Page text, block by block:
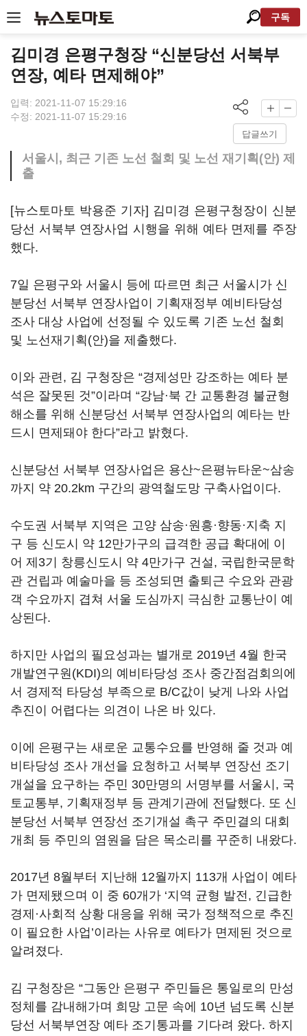
구독
김미경 은평구청장 “신분당선 서북부
연장, 예타 면제해야”
입력: 2021-11-07 15:29:16
수정: 2021-11-07 15:29:16
답글쓰기
서울시, 최근 기존 노선 철회 및 노선 재기획(안) 제
출
[뉴스토마토 박용준 기자] 김미경 은평구청장이 신분
당선 서북부 연장사업 시행을 위해 예타 면제를 주장
했다.
7일 은평구와 서울시 등에 따르면 최근 서울시가 신
분당선 서북부 연장사업이 기획재정부 예비타당성
조사 대상 사업에 선정될 수 있도록 기존 노선 철회
및 노선재기획(안)을 제출했다.
이와 관련, 김 구청장은 “경제성만 강조하는 예타 분
석은 잘못된 것”이라며 “강남·북 간 교통환경 불균형
해소를 위해 신분당선 서북부 연장사업의 예타는 반
드시 면제돼야 한다”라고 밝혔다.
신분당선 서북부 연장사업은 용산~은평뉴타운~삼송
까지 약 20.2km 구간의 광역철도망 구축사업이다.
수도권 서북부 지역은 고양 삼송·원흥·향동·지축 지
구 등 신도시 약 12만가구의 급격한 공급 확대에 이
어 제3기 창릉신도시 약 4만가구 건설, 국립한국문학
관 건립과 예술마을 등 조성되면 출퇴근 수요와 관광
객 수요까지 겹쳐 서울 도심까지 극심한 교통난이 예
상된다.
하지만 사업의 필요성과는 별개로 2019년 4월 한국
개발연구원(KDI)의 예비타당성 조사 중간점검회의에
서 경제적 타당성 부족으로 B/C값이 낮게 나와 사업
추진이 어렵다는 의견이 나온 바 있다.
이에 은평구는 새로운 교통수요를 반영해 줄 것과 예
비타당성 조사 개선을 요청하고 서북부 연장선 조기
개설을 요구하는 주민 30만명의 서명부를 서울시, 국
토교통부, 기획재정부 등 관계기관에 전달했다. 또 신
분당선 서북부 연장선 조기개설 촉구 주민결의 대회
개최 등 주민의 염원을 담은 목소리를 꾸준히 내왔다.
2017년 8월부터 지난해 12월까지 113개 사업이 예타
가 면제됐으며 이 중 60개가 ‘지역 균형 발전, 긴급한
경제·사회적 상황 대응을 위해 국가 정책적으로 추진
이 필요한 사업’이라는 사유로 예타가 면제된 것으로
알려졌다.
김 구청장은 “그동안 은평구 주민들은 통일로의 만성
정체를 감내해가며 희망 고문 속에 10년 넘도록 신분
당선 서북부연장 예타 조기통과를 기다려 왔다. 하지